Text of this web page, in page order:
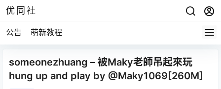
优同社
公告 萌新教程
someonezhuang – 被Maky老師吊起來玩
hung up and play by @Maky1069[260M]